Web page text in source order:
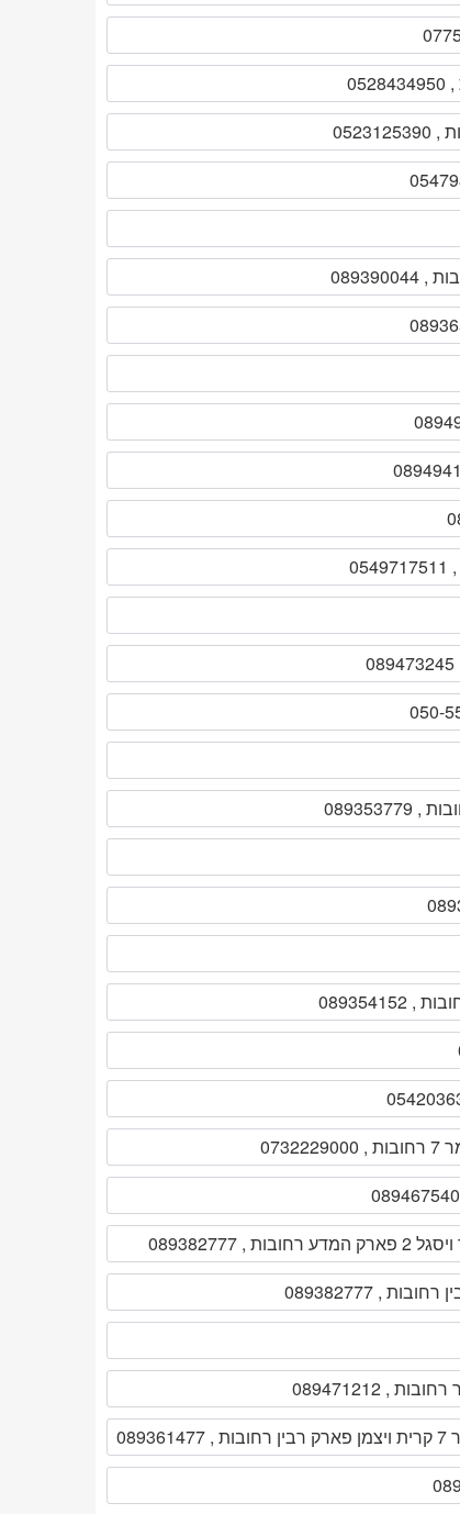
, 089382777
, 089382777